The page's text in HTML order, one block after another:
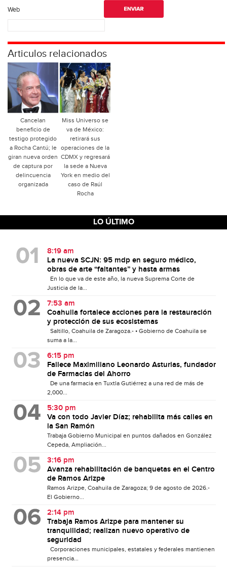
Web
Articulos relacionados
Cancelan
beneficio de
testigo protegido
a Rocha Cantú; le
giran nueva orden
de captura por
delincuencia
organizada
Miss Universo se
va de México:
retirará sus
operaciones de la
CDMX y regresará
la sede a Nueva
York en medio del
caso de Raúl
Rocha
LO ÚLTIMO
8:19 am
La nueva SCJN: 95 mdp en seguro médico,
obras de arte “faltantes” y hasta armas
En lo que va de este año, la nueva Suprema Corte de
Justicia de la...
7:53 am
Coahuila fortalece acciones para la restauración
y protección de sus ecosistemas
Saltillo, Coahuila de Zaragoza.- • Gobierno de Coahuila se
suma a la...
6:15 pm
Fallece Maximiliano Leonardo Asturias, fundador
de Farmacias del Ahorro
De una farmacia en Tuxtla Gutiérrez a una red de más de
2,000...
5:30 pm
Va con todo Javier Díaz; rehabilita más calles en
la San Ramón
Trabaja Gobierno Municipal en puntos dañados en González
Cepeda, Ampliación...
3:16 pm
Avanza rehabilitación de banquetas en el Centro
de Ramos Arizpe
Ramos Arizpe, Coahuila de Zaragoza; 9 de agosto de 2026.-
El Gobierno...
2:14 pm
Trabaja Ramos Arizpe para mantener su
tranquilidad; realizan nuevo operativo de
seguridad
Corporaciones municipales, estatales y federales mantienen
presencia...